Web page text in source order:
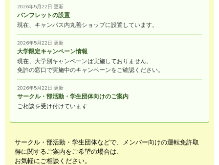
2026年5月22日 更新
パンフレットの設置
現在、キャンパス内丸善ショップに設置しています。
2026年5月22日 更新
大学限定キャンペーン情報
現在、大学別キャンペーンは実施しておりません。
免許の窓口で実施中のキャンペーンをご確認ください。
2026年5月22日 更新
サークル・部活動・学生団体向けのご案内
ご相談を受け付けています
サークル・部活動・学生団体などで、メンバー向けの運転免許取
得に関するご案内をご希望の場合は、
お気軽にご相談ください。